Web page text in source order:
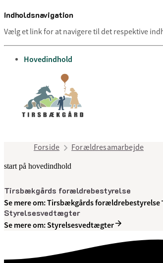
Indholdsnavigation
Vælg et link for at navigere til det respektive
gå til
Hovedindhold
Forside Forældresamarbejde
start på hovedindhold
Tirsbækgårds forældrebestyrelse
Se mere om: Tirsbækgårds forældrebestyrelse
Styrelsesvedtægter
Se mere om: Styrelsesvedtægter